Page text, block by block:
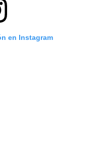
en Instagram